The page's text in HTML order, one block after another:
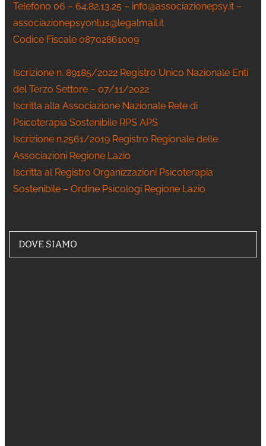
Telefono 06 – 64.82.13.25 – info@associazionepsy.it –
associazionepsyonlus@legalmail.it
Codice Fiscale 08702861009
Iscrizione n. 89185/2022 Registro Unico Nazionale Enti
del Terzo Settore – 07/11/2022
Iscritta alla Associazione Nazionale Rete di
Psicoterapia Sostenibile RPS APS
Iscrizione n.2561/2019 Registro Regionale delle
Associazioni Regione Lazio
Iscritta al Registro Organizzazioni Psicoterapia
Sostenibile – Ordine Psicologi Regione Lazio
DOVE SIAMO